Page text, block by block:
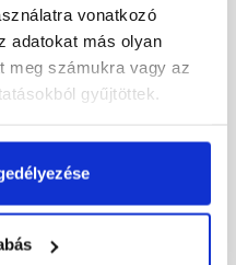
vonatkozó
adatokat más olyan
meg számukra vagy az
gyűjtöttek.
Tondach Twiston 9
antennakivezető szett
Amadeus üvegmáz fekete
67 345 Ft